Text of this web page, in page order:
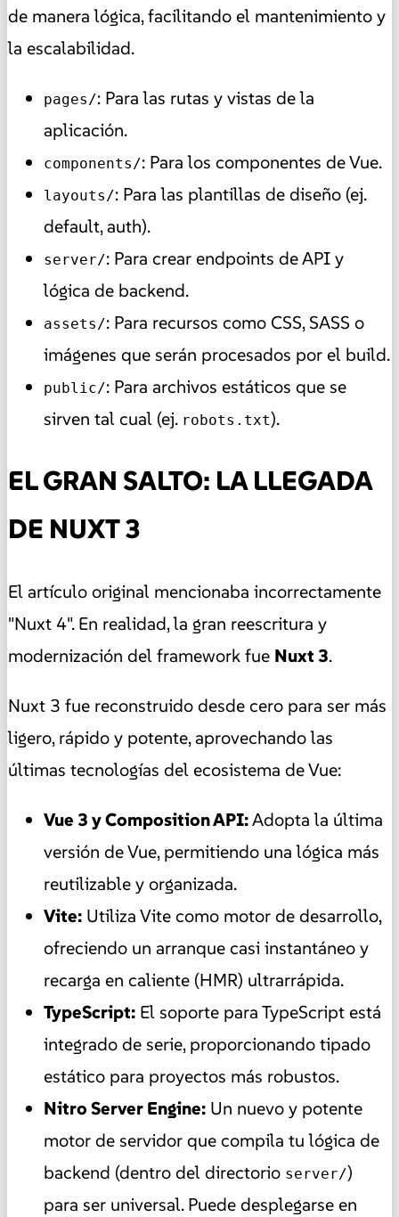
de manera lógica, facilitando el mantenimiento y
la escalabilidad.
pages/: Para las rutas y vistas de la
aplicación.
components/: Para los componentes de Vue.
layouts/: Para las plantillas de diseño (ej.
default, auth).
server/: Para crear endpoints de API y
lógica de backend.
assets/: Para recursos como CSS, SASS o
imágenes que serán procesados por el build.
public/: Para archivos estáticos que se
sirven tal cual (ej. robots.txt).
EL GRAN SALTO: LA LLEGADA
DE NUXT 3
El artículo original mencionaba incorrectamente
"Nuxt 4". En realidad, la gran reescritura y
modernización del framework fue Nuxt 3.
Nuxt 3 fue reconstruido desde cero para ser más
ligero, rápido y potente, aprovechando las
últimas tecnologías del ecosistema de Vue:
Vue 3 y Composition API:Adopta la última
versión de Vue, permitiendo una lógica más
reutilizable y organizada.
Vite: Utiliza Vite como motor de desarrollo,
ofreciendo un arranque casi instantáneo y
recarga en caliente (HMR) ultrarrápida.
TypeScript: El soporte para TypeScript está
integrado de serie, proporcionando tipado
estático para proyectos más robustos.
Nitro Server Engine: Un nuevo y potente
motor de servidor que compila tu lógica de
backend (dentro del directorio server/)
para ser universal. Puede desplegarse en